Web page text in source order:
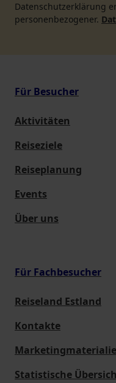
Datenschutzerklärung
personenbezogener.
Für Besucher
Aktivitäten
Reiseziele
Reiseplanung
Events
Über uns
Für Fachbesucher
Reiseland Estland
Kontakte
Statistische